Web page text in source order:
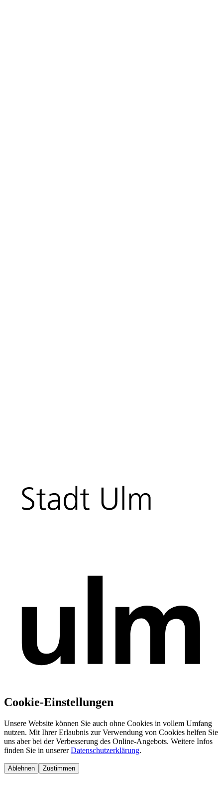
Cookie-Einstellungen
Unsere Website können Sie auch ohne Cookies in vollem Umfang
nutzen. Mit Ihrer Erlaubnis zur Verwendung von Cookies helfen Sie
uns aber bei der Verbesserung des Online-Angebots. Weitere Infos
finden Sie in unsererDatenschutzerklärung.
Ablehnen Zustimmen